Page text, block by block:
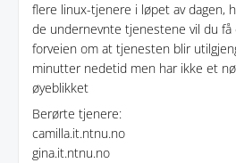
flere linux-tjenere i løpet av dagen,
de undernevnte tjenestene vil du
forveien om at tjenesten blir
minutter nedetid men har ikke et
øyeblikket
Berørte tjenere:
camilla.it.ntnu.no
gina.it.ntnu.no